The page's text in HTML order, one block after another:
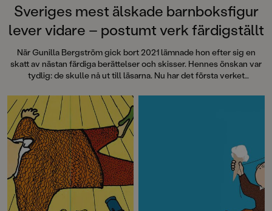
följa familjens hund på dess
sniffande äventyr." - Pia Huss,
DN"En bok som kommer att locka
till skratt hos såväl små som stora." -
BTJ.
Sveriges mest älskade barnboksfigur
lever vidare – postumt verk färdigställt
När Gunilla Bergström gick bort 2021 lämnade hon efter sig en
skatt av nästan färdiga berättelser och skisser. Hennes önskan var
tydlig: de skulle nå ut till läsarna. Nu har det första verket